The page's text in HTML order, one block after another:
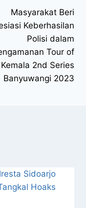
Masyarakat Beri
Keberhasilan
Polisi dalam
Tour of
Kemala 2nd Series
Banyuwangi 2023